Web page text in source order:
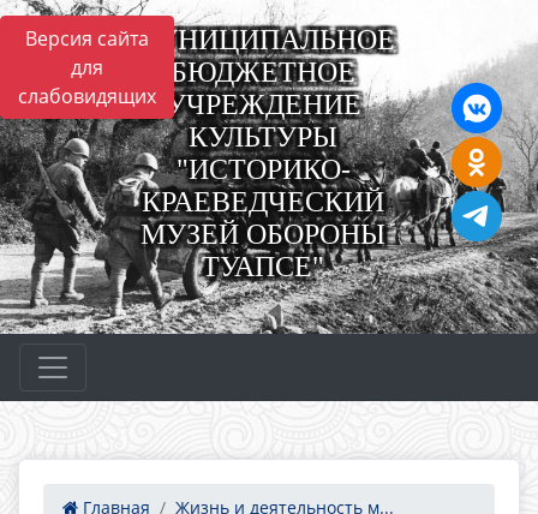
Версия сайта
для
слабовидящих
МУНИЦИПАЛЬНОЕ
БЮДЖЕТНОЕ
УЧРЕЖДЕНИЕ
КУЛЬТУРЫ
"ИСТОРИКО-
КРАЕВЕДЧЕСКИЙ
МУЗЕЙ ОБОРОНЫ
ТУАПСЕ"
Главная
Жизнь и деятельность м...